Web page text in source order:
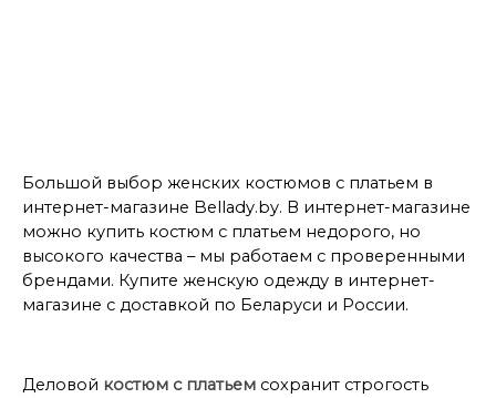
Большой выбор женских костюмов с платьем в
интернет-магазине Bellady.by. В интернет-магазине
можно купить костюм с платьем недорого, но
высокого качества – мы работаем с проверенными
брендами. Купите женскую одежду в интернет-
магазине с доставкой по Беларуси и России.
Деловой костюм с платьем сохранит строгость